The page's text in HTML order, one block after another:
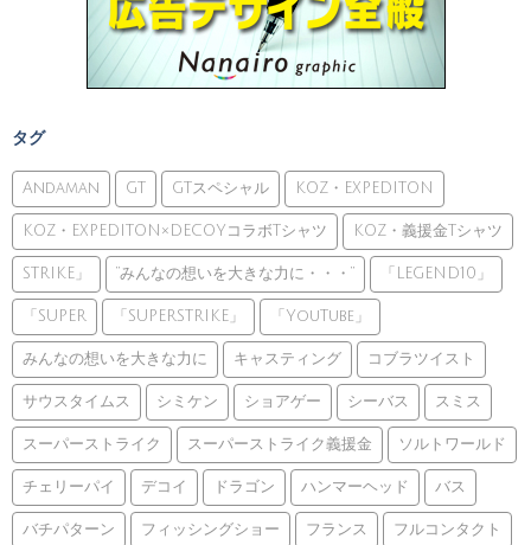
タグ
Andaman GT GTスペシャル KOZ・EXPEDITON
KOZ・EXPEDITON×DECOYコラボTシャツ KOZ・義援金Tシャツ
STRIKE」 ”みんなの想いを大きな力に・・・” 「LEGEND10」
「SUPER 「SUPERSTRIKE」 「YouTube」
みんなの想いを大きな力に キャスティング コブラツイスト
サウスタイムス シミケン ショアゲー シーバス スミス
スーパーストライク スーパーストライク義援金 ソルトワールド
チェリーパイ デコイ ドラゴン ハンマーヘッド バス
バチパターン フィッシングショー フランス フルコンタクト